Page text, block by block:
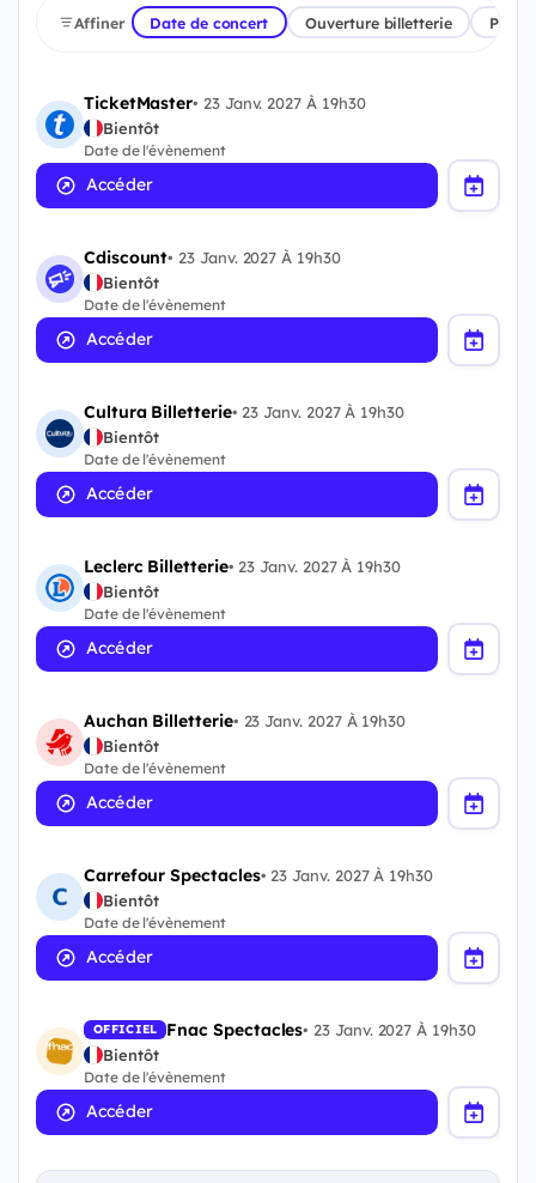
Affiner Date de concert Ouverture billetterie
TicketMaster• 23 Janv. 2027 À 19h30
Bientôt
Date de l'évènement
Accéder
Cdiscount• 23 Janv. 2027 À 19h30
Bientôt
Date de l'évènement
Accéder
Cultura Billetterie• 23 Janv. 2027 À 19h30
Bientôt
Date de l'évènement
Accéder
Leclerc Billetterie• 23 Janv. 2027 À 19h30
Bientôt
Date de l'évènement
Accéder
Auchan Billetterie• 23 Janv. 2027 À 19h30
Bientôt
Date de l'évènement
Accéder
Carrefour Spectacles• 23 Janv. 2027 À 19h30
Bientôt
Date de l'évènement
Accéder
OFFICIEL Fnac Spectacles• 23 Janv. 2027 À 19h30
Bientôt
Date de l'évènement
Accéder